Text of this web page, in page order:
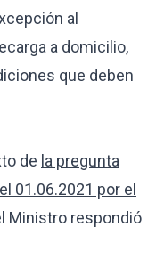
al
a domicilio,
que deben
de la pregunta
01.06.2021 por el
Ministro respondió